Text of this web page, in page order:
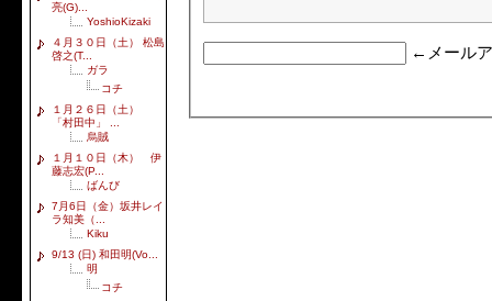
亮(G)...
YoshioKizaki
４月３０日（土） 松島
啓之(T...
ガラ
コチ
１月２６日（土）
「村田中」 ...
烏賊
１月１０日（木） 伊
藤志宏(P...
ばんび
7月6日（金）坂井レイ
ラ知美（...
Kiku
9/13 (日) 和田明(Vo...
明
コチ
←メール